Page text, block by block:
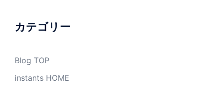
ブ
カテゴリー
Blog TOP
instants HOME